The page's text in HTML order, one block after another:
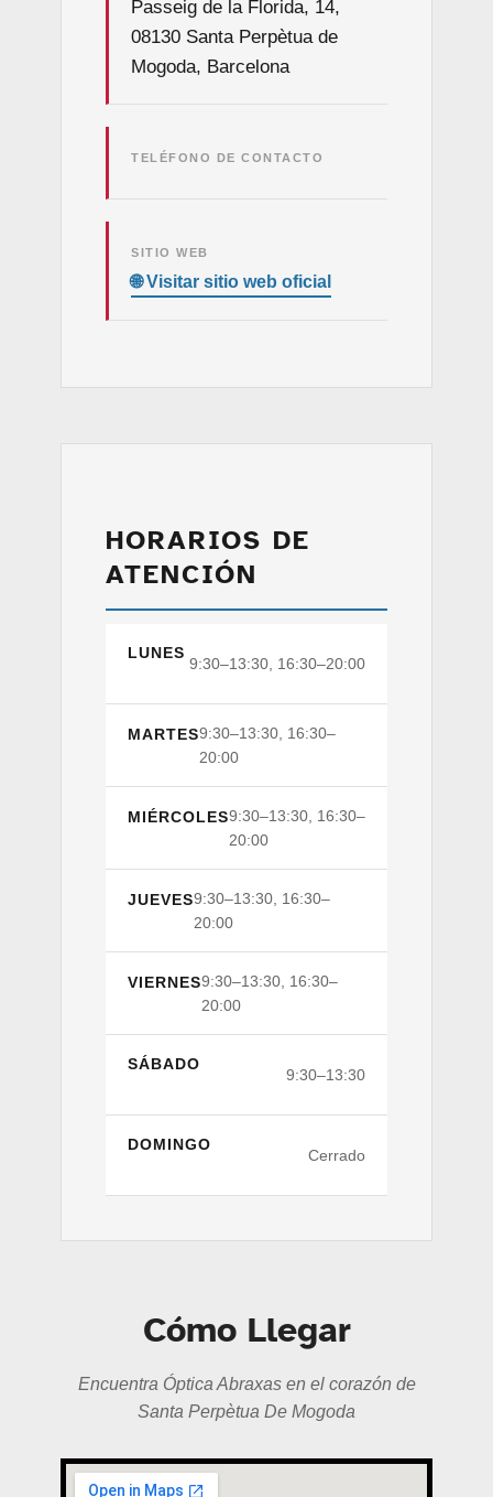
Passeig de la Florida, 14,
08130 Santa Perpètua de
Mogoda, Barcelona
TELÉFONO DE CONTACTO
SITIO WEB
HORARIOS DE
ATENCIÓN
LUNES
9:30–13:30, 16:30–20:00
MARTES9:30–13:30, 16:30–
20:00
MIÉRCOLES9:30–13:30, 16:30–
20:00
JUEVES9:30–13:30, 16:30–
20:00
VIERNES9:30–13:30, 16:30–
20:00
SÁBADO
9:30–13:30
DOMINGO
Cerrado
Cómo Llegar
Encuentra Óptica Abraxas en el corazón de
Santa Perpètua De Mogoda